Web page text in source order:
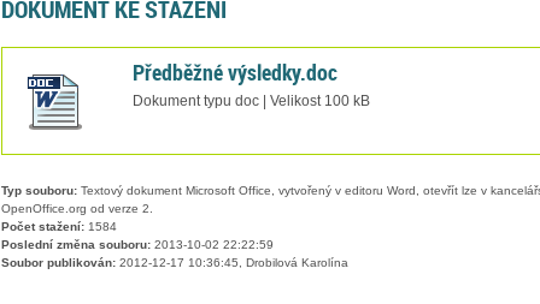
DOKUMENT KE STAŽENÍ
Předběžné výsledky.doc
Dokument typu doc | Velikost 100 kB
Typ souboru:Textový dokument Microsoft Office, vytvořený v editoru Word, otevřít lze v
OpenOffice.org od verze 2.
Počet stažení:1584
Poslední změna souboru:2013-10-02 22:22:59
Soubor publikován:2012-12-17 10:36:45, Drobilová Karolína